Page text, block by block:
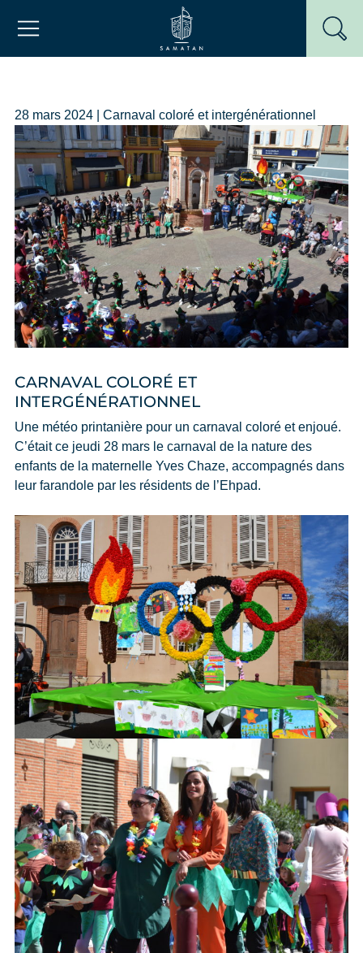
Mairie de Samatan
28 mars 2024 | Carnaval coloré et intergénérationnel
CARNAVAL COLORÉ ET
INTERGÉNÉRATIONNEL
Une météo printanière pour un carnaval coloré et enjoué.
C’était ce jeudi 28 mars le carnaval de la nature des
enfants de la maternelle Yves Chaze, accompagnés dans
leur farandole par les résidents de l’Ehpad.